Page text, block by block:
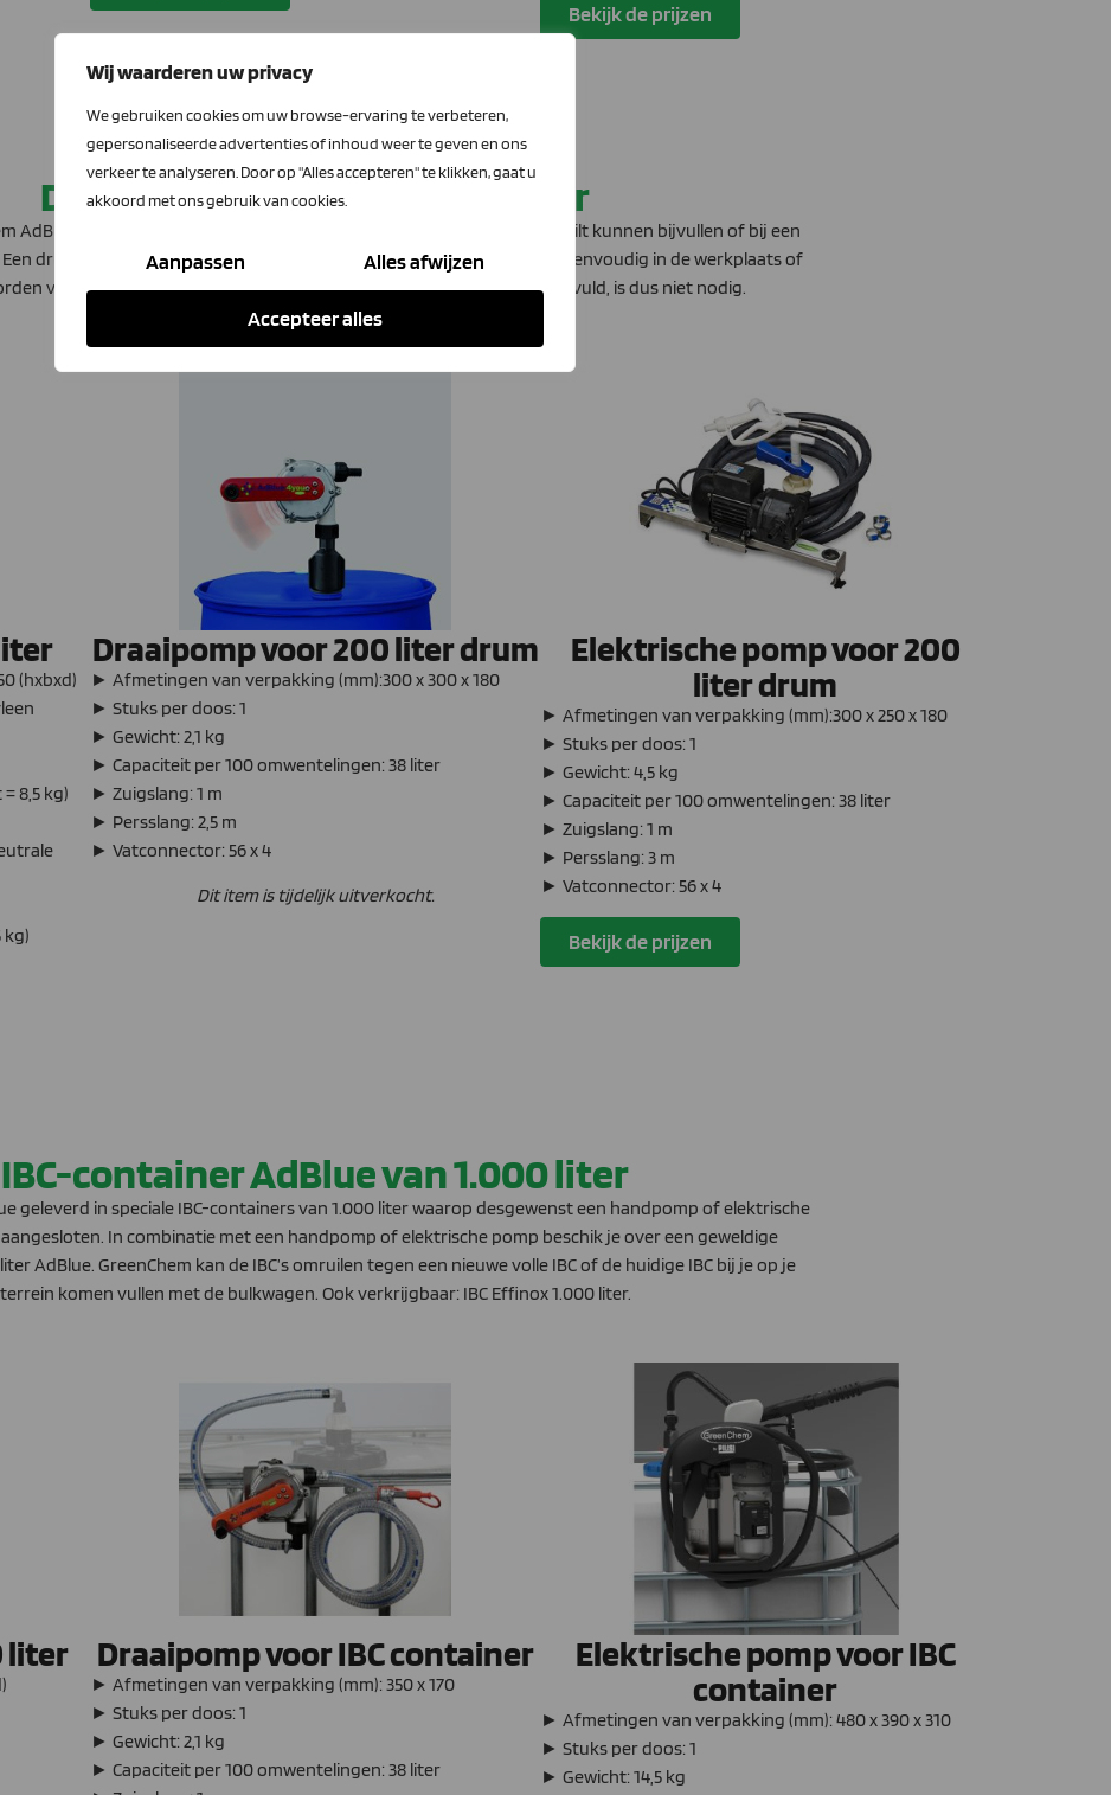
Wij waarderen uw privacy
We gebruiken cookies om uw browse-ervaring te verbeteren,
gepersonaliseerde advertenties of inhoud weer te geven en ons
verkeer te analyseren. Door op "Alles accepteren" te klikken, gaat u
akkoord met ons gebruik van cookies.
Aanpassen Alles afwijzen
Accepteer alles
Bekijk de prijzen
Drums met AdBlue van 200 liter
AdBlue zijn een uitstekende oplossing als je AdBlue binnen je bedrijf wilt kunnen bijvullen of bij een
drum met AdBlue kan op een trolley worden bevestigd en kan dan eenvoudig in de werkplaats of
verplaatst. Verplaatsing van de machines die moeten worden bijgevuld, is dus niet nodig.
(hxbxd)
8,5 kg)
kg)
Draaipomp voor 200 liter drum
► Afmetingen van verpakking (mm):300 x 300 x 180
► Stuks per doos: 1
► Gewicht: 2,1 kg
► Capaciteit per 100 omwentelingen: 38 liter
► Zuigslang: 1 m
► Persslang: 2,5 m
► Vatconnector: 56 x 4
Dit item is tijdelijk uitverkocht.
Elektrische pomp voor 200
liter drum
► Afmetingen van verpakking (mm):300 x 250 x 180
► Stuks per doos: 1
► Gewicht: 4,5 kg
► Capaciteit per 100 omwentelingen: 38 liter
► Zuigslang: 1 m
► Persslang: 3 m
► Vatconnector: 56 x 4
Bekijk de prijzen
IBC-container AdBlue van 1.000 liter
geleverd in speciale IBC-containers van 1.000 liter waarop desgewenst een handpomp of elektrische
In combinatie met een handpomp of elektrische pomp beschik je over een geweldige
AdBlue. GreenChem kan de IBC’s omruilen tegen een nieuwe volle IBC of de huidige IBC bij je op je
terrein komen vullen met de bulkwagen. Ook verkrijgbaar: IBC Effinox 1.000 liter.
liter Draaipomp voor IBC container
► Afmetingen van verpakking (mm): 350 x 170
► Stuks per doos: 1
► Gewicht: 2,1 kg
► Capaciteit per 100 omwentelingen: 38 liter
Elektrische pomp voor IBC
container
► Afmetingen van verpakking (mm): 480 x 390 x 310
► Stuks per doos: 1
► Gewicht: 14,5 kg